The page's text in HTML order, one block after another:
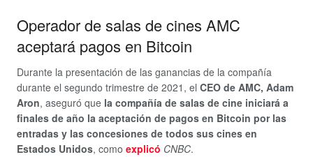
Operador de salas de cines AMC
aceptará pagos en Bitcoin
Durante la presentación de las ganancias de la compañía
durante el segundo trimestre de 2021, el CEO de AMC, Adam
Aron, aseguró que la compañía de salas de cine iniciará a
finales de año la aceptación de pagos en Bitcoin por las
entradas y las concesiones de todos sus cines en
Estados Unidos, como explicó CNBC.